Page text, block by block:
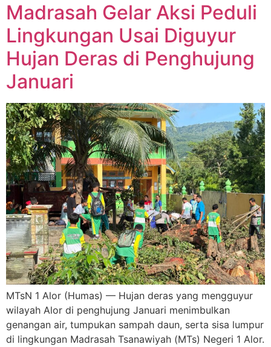
Madrasah Gelar Aksi Peduli
Lingkungan Usai Diguyur
Hujan Deras di Penghujung
Januari
MTsN 1 Alor (Humas) — Hujan deras yang mengguyur
wilayah Alor di penghujung Januari menimbulkan
genangan air, tumpukan sampah daun, serta sisa lumpur
di lingkungan Madrasah Tsanawiyah (MTs) Negeri 1 Alor.